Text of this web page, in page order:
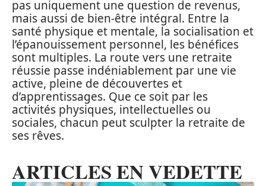
pas uniquement une question de revenus,
mais aussi de bien-être intégral. Entre la
santé physique et mentale, la socialisation et
l’épanouissement personnel, les bénéfices
sont multiples. La route vers une retraite
réussie passe indéniablement par une vie
active, pleine de découvertes et
d’apprentissages. Que ce soit par les
activités physiques, intellectuelles ou
sociales, chacun peut sculpter la retraite de
ses rêves.
ARTICLES EN VEDETTE